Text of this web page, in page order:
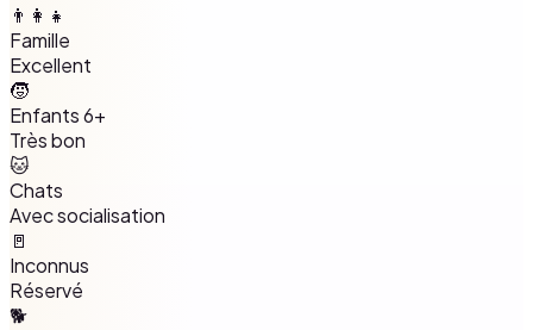
👨‍👩‍👧
Famille
Excellent
🧒
Enfants 6+
Très bon
🐱
Chats
Avec socialisation
🚪
Inconnus
Réservé
🐕